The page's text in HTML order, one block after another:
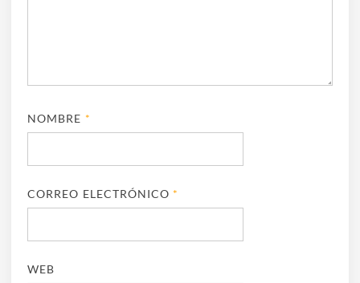
NOMBRE *
CORREO ELECTRÓNICO *
WEB